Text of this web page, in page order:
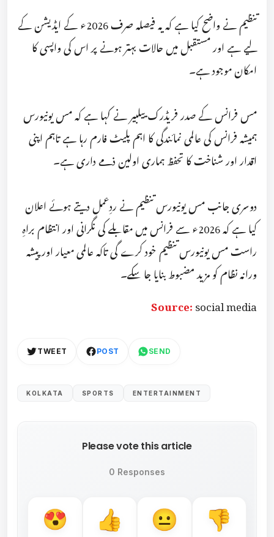
تنظیم نے واضح کیا ہے کہ یہ فیصلہ صرف 2026ء کے ایڈیشن کے
لیے ہے اور مستقبل میں حالات بہتر ہونے پر اس کی واپسی کا
امکان موجود ہے۔
مس فرانس کے صدر فریڈرک ییلبیر نے کہا ہے کہ مس یونیورس
ہمیشہ فرانس کی عالمی نمائندگی کا اہم پلیٹ فارم رہا ہے تاہم اپنی
اقدار اور شناخت کا تحفظ ہماری اولین ذمے داری ہے۔
دوسری جانب مس یونیورس تنظیم نے ردِعمل دیتے ہوئے اعلان
کیا ہے کہ 2026ء سے فرانس میں مقابلے کی نگرانی اور انتظام براہِ
راست مس یونیورس تنظیم خود کرے گی تاکہ عالمی معیار اور پیشہ
ورانہ نظام کو مزید مضبوط بنایا جا سکے۔
Source:social media
TWEET POST SEND
KOLKATA SPORTS ENTERTAINMENT
Please vote this article
0 Responses